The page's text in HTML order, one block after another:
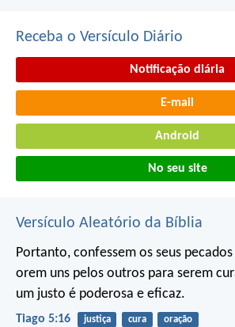
Receba o Versículo Diário
Notificação diária
E-mail
Android
No seu site
Versículo Aleatório da Bíblia
Portanto, confessem os seus
orem uns pelos outros para serem
um justo é poderosa e eficaz.
Tiago 5:16 justiça cura oração